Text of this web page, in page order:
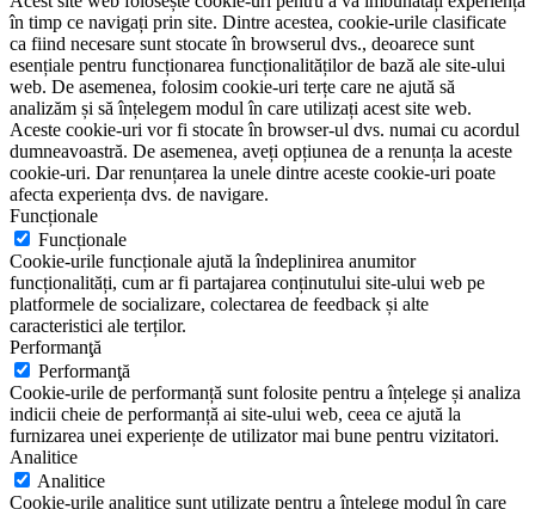
în timp ce navigați prin site. Dintre acestea, cookie-urile clasificate
ca fiind necesare sunt stocate în browserul dvs., deoarece sunt
esențiale pentru funcționarea funcționalităților de bază ale site-ului
web. De asemenea, folosim cookie-uri terțe care ne ajută să
analizăm și să înțelegem modul în care utilizați acest site web.
Aceste cookie-uri vor fi stocate în browser-ul dvs. numai cu acordul
dumneavoastră. De asemenea, aveți opțiunea de a renunța la aceste
cookie-uri. Dar renunțarea la unele dintre aceste cookie-uri poate
afecta experiența dvs. de navigare.
Funcționale
Funcționale
Cookie-urile funcționale ajută la îndeplinirea anumitor
funcționalități, cum ar fi partajarea conținutului site-ului web pe
platformele de socializare, colectarea de feedback și alte
caracteristici ale terților.
Performanţă
Performanţă
Cookie-urile de performanță sunt folosite pentru a înțelege și analiza
indicii cheie de performanță ai site-ului web, ceea ce ajută la
furnizarea unei experiențe de utilizator mai bune pentru vizitatori.
Analitice
Analitice
Cookie-urile analitice sunt utilizate pentru a înțelege modul în care